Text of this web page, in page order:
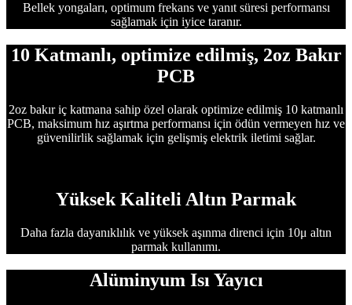
Bellek yongaları, optimum frekans ve yanıt süresi performansı
sağlamak için iyice taranır.
10 Katmanlı, optimize edilmiş, 2oz Bakır
PCB
2oz bakır iç katmana sahip özel olarak optimize edilmiş 10 katmanlı
PCB, maksimum hız aşırtma performansı için ödün vermeyen hız ve
güvenilirlik sağlamak için gelişmiş elektrik iletimi sağlar.
Yüksek Kaliteli Altın Parmak
Daha fazla dayanıklılık ve yüksek aşınma direnci için 10μ altın
parmak kullanımı.
Alüminyum Isı Yayıcı